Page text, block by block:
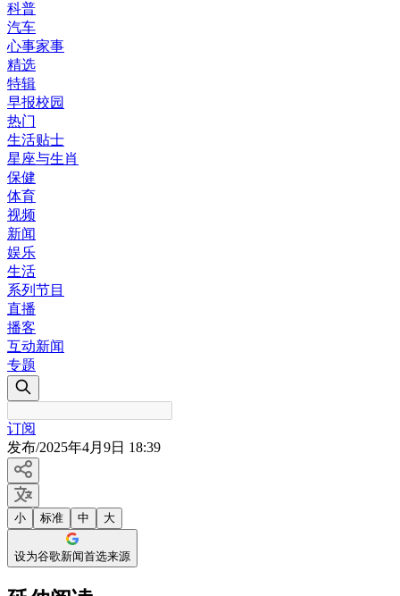
科普
汽车
心事家事
精选
特辑
早报校园
热门
生活贴士
星座与生肖
保健
体育
视频
新闻
娱乐
生活
系列节目
直播
播客
互动新闻
专题
订阅
发布/2025年4月9日 18:39
小 标准 中 大
设为谷歌新闻首选来源